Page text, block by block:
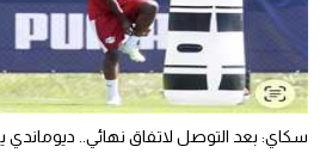
سكاي: بعد التوصل لاتفاق نهائي.. ديوماندي